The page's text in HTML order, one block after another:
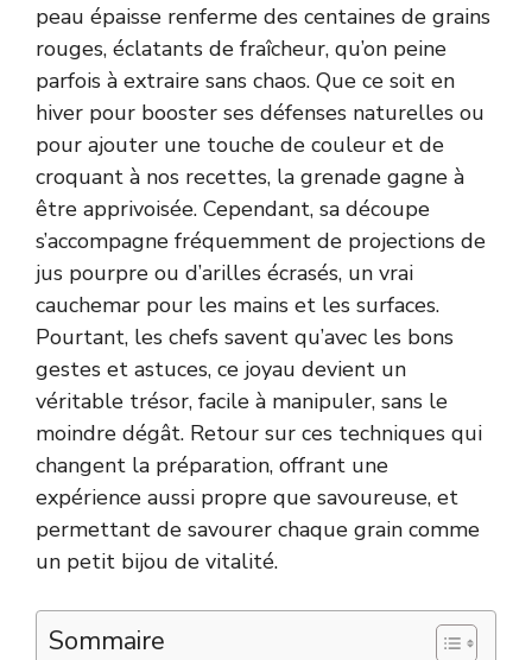
peau épaisse renferme des centaines de grains
rouges, éclatants de fraîcheur, qu’on peine
parfois à extraire sans chaos. Que ce soit en
hiver pour booster ses défenses naturelles ou
pour ajouter une touche de couleur et de
croquant à nos recettes, la grenade gagne à
être apprivoisée. Cependant, sa découpe
s’accompagne fréquemment de projections de
jus pourpre ou d’arilles écrasés, un vrai
cauchemar pour les mains et les surfaces.
Pourtant, les chefs savent qu’avec les bons
gestes et astuces, ce joyau devient un
véritable trésor, facile à manipuler, sans le
moindre dégât. Retour sur ces techniques qui
changent la préparation, offrant une
expérience aussi propre que savoureuse, et
permettant de savourer chaque grain comme
un petit bijou de vitalité.
Sommaire